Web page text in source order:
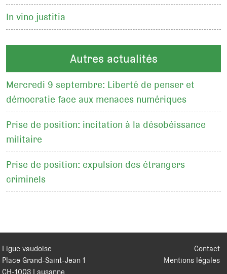
In vino justitia
Autres actualités
Mercredi 9 septembre: Liberté de penser et
démocratie face aux menaces numériques
Prise de position: incitation à la désobéissance
militaire
Prise de position: expulsion des étrangers
criminels
Contact
Mentions légales
Ligue vaudoise
Place Grand-Saint-Jean 1